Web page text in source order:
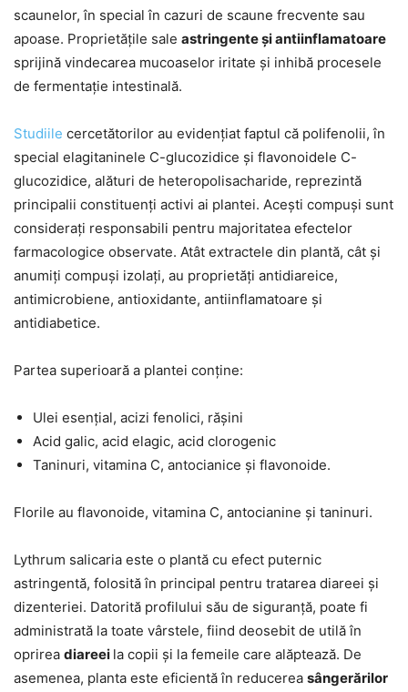
scaunelor, în special în cazuri de scaune frecvente sau
apoase. Proprietățile sale astringente și antiinflamatoare
sprijină vindecarea mucoaselor iritate și inhibă procesele
de fermentație intestinală.
Studiile cercetătorilor au evidențiat faptul că polifenolii, în
special elagitaninele C-glucozidice și flavonoidele C-
glucozidice, alături de heteropolisacharide, reprezintă
principalii constituenți activi ai plantei. Acești compuși sunt
considerați responsabili pentru majoritatea efectelor
farmacologice observate. Atât extractele din plantă, cât și
anumiți compuși izolați, au proprietăți antidiareice,
antimicrobiene, antioxidante, antiinflamatoare și
antidiabetice.
Partea superioară a plantei conține:
Ulei esențial, acizi fenolici, rășini
Acid galic, acid elagic, acid clorogenic
Taninuri, vitamina C, antocianice și flavonoide.
Florile au flavonoide, vitamina C, antocianine și taninuri.
Lythrum salicaria este o plantă cu efect puternic
astringentă, folosită în principal pentru tratarea diareei și
dizenteriei. Datorită profilului său de siguranță, poate fi
administrată la toate vârstele, fiind deosebit de utilă în
oprirea diareei la copii și la femeile care alăptează. De
asemenea, planta este eficientă în reducerea sângerărilor